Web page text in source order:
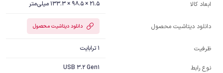
ابعاد کالا 21.5 × 98.5 × 133.3 میلی‌متر
دانلود دیتاشیت محصول دانلود دیتاشیت محصول
ظرفیت 1 ترابایت
نوع رابط USB 3.2 Gen1